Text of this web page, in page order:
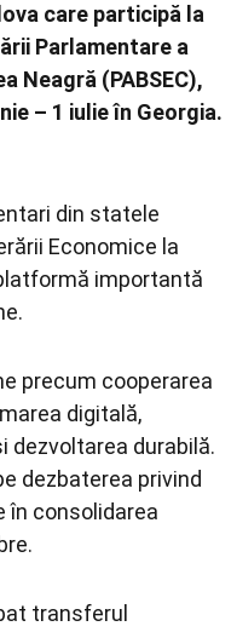
care participă la
Parlamentare a
Neagră (PABSEC),
– 1 iulie în Georgia.
din statele
Economice la
importantă
precum cooperarea
digitală,
dezvoltarea durabilă.
dezbaterea privind
în consolidarea
transferul